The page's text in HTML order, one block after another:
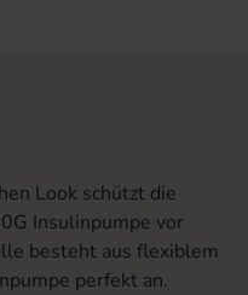
Look schützt die
Insulinpumpe vor
besteht aus flexiblem
perfekt an.